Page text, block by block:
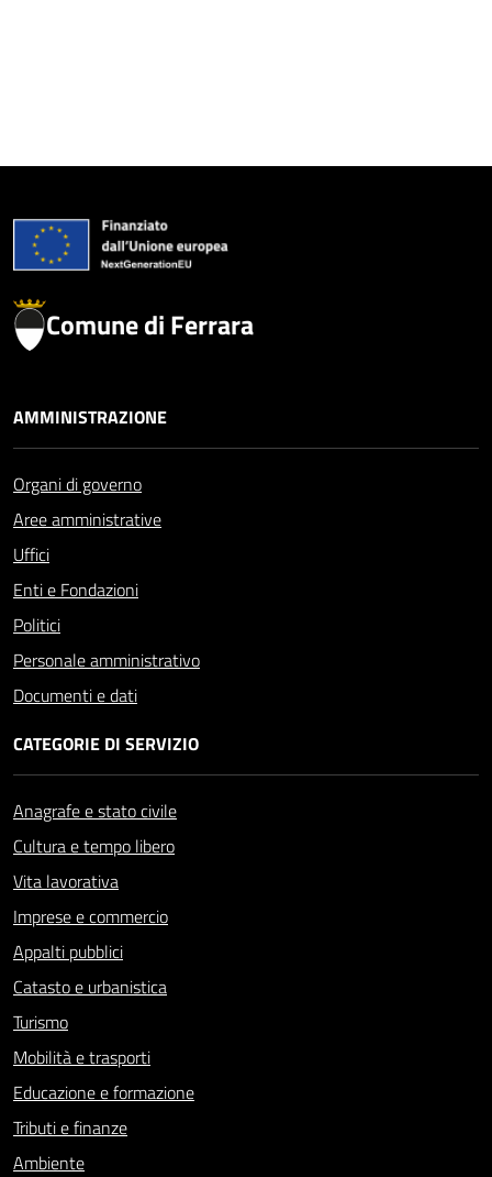
Comune di Ferrara
AMMINISTRAZIONE
Organi di governo
Aree amministrative
Uffici
Enti e Fondazioni
Politici
Personale amministrativo
Documenti e dati
CATEGORIE DI SERVIZIO
Anagrafe e stato civile
Cultura e tempo libero
Vita lavorativa
Imprese e commercio
Appalti pubblici
Catasto e urbanistica
Turismo
Mobilità e trasporti
Educazione e formazione
Tributi e finanze
Ambiente